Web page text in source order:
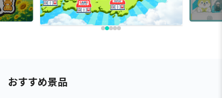
おすすめ景品